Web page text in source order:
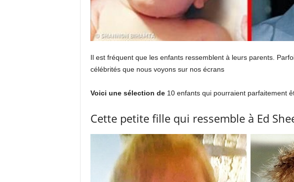
Il est fréquent que les enfants ressemblent à leurs parents.
célébrités que nous voyons sur nos écrans
Voici une sélection de 10 enfants qui pourraient parfaitement
Cette petite fille qui ressemble à Ed